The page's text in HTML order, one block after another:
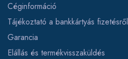
Céginformáció
Tájékoztató a bankkártyás fizetésről
Garancia
Elállás és termékvisszaküldés